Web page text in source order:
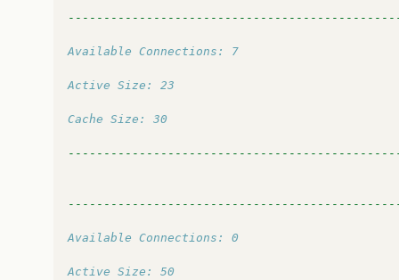
Available Connections: 7
Active Size: 23
Cache Size: 30
Available Connections: 0
Active Size: 50